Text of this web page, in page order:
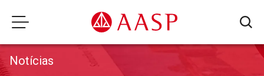
Notícias